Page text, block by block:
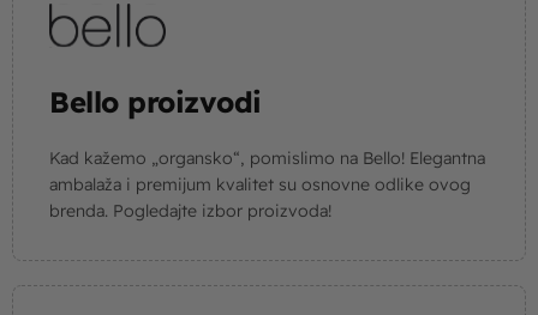
Bello proizvodi
Kad kažemo „organsko“, pomislimo na Bello! Elegantna
ambalaža i premijum kvalitet su osnovne odlike ovog
brenda. Pogledajte izbor proizvoda!